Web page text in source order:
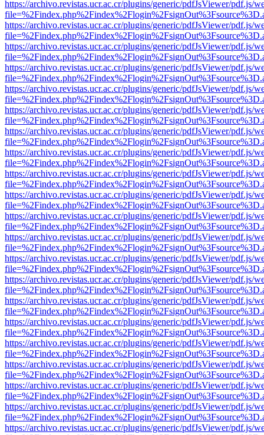
https://archivo.revistas.ucr.ac.cr/plugins/generic/pdfJsViewer/pdf.js/
https://archivo.revistas.ucr.ac.cr/plugins/generic/pdfJsViewer/pdf.js/
https://archivo.revistas.ucr.ac.cr/plugins/generic/pdfJsViewer/pdf.js/
https://archivo.revistas.ucr.ac.cr/plugins/generic/pdfJsViewer/pdf.js/
https://archivo.revistas.ucr.ac.cr/plugins/generic/pdfJsViewer/pdf.js/
https://archivo.revistas.ucr.ac.cr/plugins/generic/pdfJsViewer/pdf.js/
https://archivo.revistas.ucr.ac.cr/plugins/generic/pdfJsViewer/pdf.js/
https://archivo.revistas.ucr.ac.cr/plugins/generic/pdfJsViewer/pdf.js/
https://archivo.revistas.ucr.ac.cr/plugins/generic/pdfJsViewer/pdf.js/
https://archivo.revistas.ucr.ac.cr/plugins/generic/pdfJsViewer/pdf.js/
https://archivo.revistas.ucr.ac.cr/plugins/generic/pdfJsViewer/pdf.js/
https://archivo.revistas.ucr.ac.cr/plugins/generic/pdfJsViewer/pdf.js/
https://archivo.revistas.ucr.ac.cr/plugins/generic/pdfJsViewer/pdf.js/
https://archivo.revistas.ucr.ac.cr/plugins/generic/pdfJsViewer/pdf.js/
https://archivo.revistas.ucr.ac.cr/plugins/generic/pdfJsViewer/pdf.js/
https://archivo.revistas.ucr.ac.cr/plugins/generic/pdfJsViewer/pdf.js/
https://archivo.revistas.ucr.ac.cr/plugins/generic/pdfJsViewer/pdf.js/
https://archivo.revistas.ucr.ac.cr/plugins/generic/pdfJsViewer/pdf.js/
https://archivo.revistas.ucr.ac.cr/plugins/generic/pdfJsViewer/pdf.js/
https://archivo.revistas.ucr.ac.cr/plugins/generic/pdfJsViewer/pdf.js/
https://archivo.revistas.ucr.ac.cr/plugins/generic/pdfJsViewer/pdf.js/